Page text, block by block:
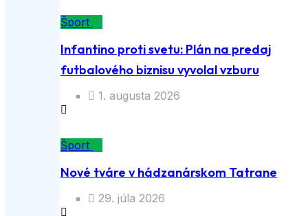
Šport
Infantino proti svetu: Plán na predaj
futbalového biznisu vyvolal vzburu
1. augusta 2026
Šport
Nové tváre v hádzanárskom Tatrane
29. júla 2026